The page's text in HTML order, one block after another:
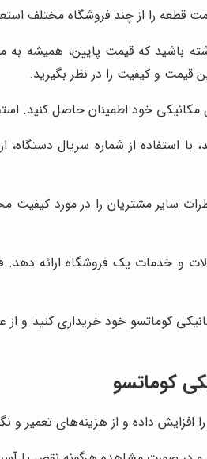
را از چند فروشگاه مختلف
باشید که قیمت پایین، همیشه
قیمت و کیفیت را در نظر بگیرید.
مکانیکی خود اطمینان حاصل کنید.
از شماره سریال دستگاه،
سایر مشتریان را در مورد
و خدمات یک فروشگاه ارائه دهد.
کوماتسو خود خریداری کنید و
کوماتسو
داده و از هزینه‌های تعمیر و